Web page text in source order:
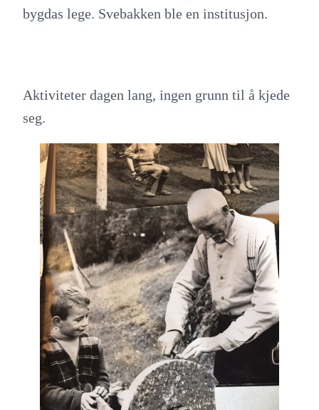
bygdas lege. Svebakken ble en institusjon.
Aktiviteter dagen lang, ingen grunn til å kjede
seg.